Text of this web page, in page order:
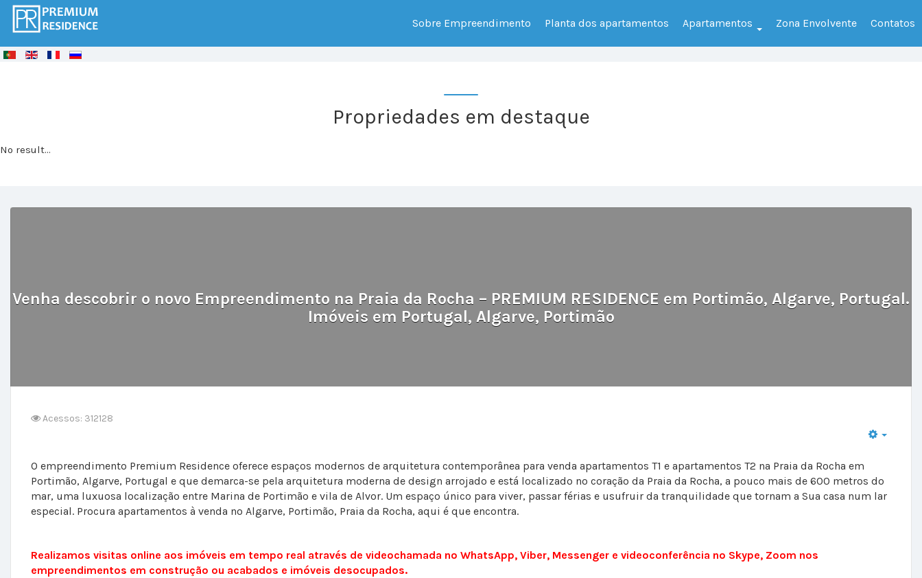
Sobre Empreendimento Planta dos apartamentos Apartamentos Zona Envolvente Contatos
© FreeJoomla! 3 Modules
Propriedades em destaque
No result...
Venha descobrir o novo Empreendimento na Praia da Rocha – PREMIUM RESIDENCE em Portimão, Algarve, Portugal.
Imóveis em Portugal, Algarve, Portimão
Acessos: 312128
O empreendimento Premium Residence oferece espaços modernos de arquitetura contemporânea para venda apartamentos T1 e apartamentos T2 na Praia da Rocha em
Portimão, Algarve, Portugal e que demarca-se pela arquitetura moderna de design arrojado e está localizado no coração da Praia da Rocha, a pouco mais de 600 metros do
mar, uma luxuosa localização entre Marina de Portimão e vila de Alvor. Um espaço único para viver, passar férias e usufruir da tranquilidade que tornam a Sua casa num lar
especial. Procura apartamentos à venda no Algarve, Portimão, Praia da Rocha, aqui é que encontra.
Realizamos visitas online aos imóveis em tempo real através de videochamada no WhatsApp, Viber, Messenger e videoconferência no Skype, Zoom nos
empreendimentos em construção ou acabados e imóveis desocupados.